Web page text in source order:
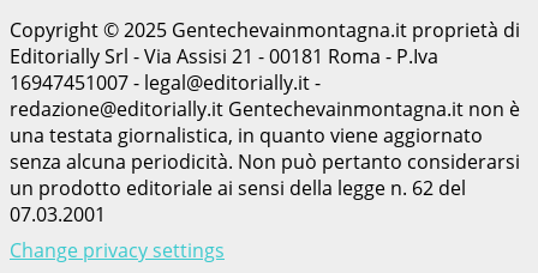
Copyright © 2025 Gentechevainmontagna.it proprietà di
Editorially Srl - Via Assisi 21 - 00181 Roma - P.Iva
16947451007 - legal@editorially.it -
redazione@editorially.it Gentechevainmontagna.it non è
una testata giornalistica, in quanto viene aggiornato
senza alcuna periodicità. Non può pertanto considerarsi
un prodotto editoriale ai sensi della legge n. 62 del
07.03.2001
Change privacy settings